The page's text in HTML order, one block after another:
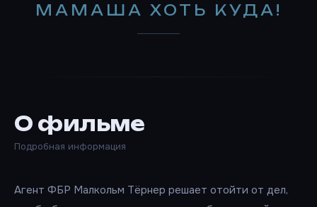
МАМАША ХОТЬ КУДА!
О фильме
Подробная информация
Агент ФБР Малкольм Тёрнер решает отойти от дел,